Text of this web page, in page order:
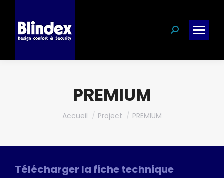
Search:
PREMIUM
Vous êtes ici :
Accueil Project PREMIUM
Télécharger la fiche technique